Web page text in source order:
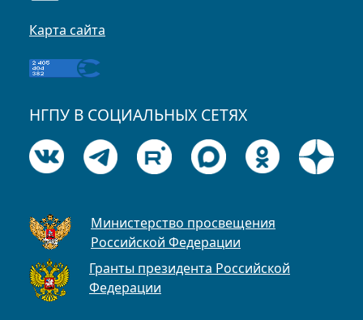
Карта сайта
НГПУ В СОЦИАЛЬНЫХ СЕТЯХ
Министерство просвещения
Российской Федерации
Гранты президента Российской
Федерации